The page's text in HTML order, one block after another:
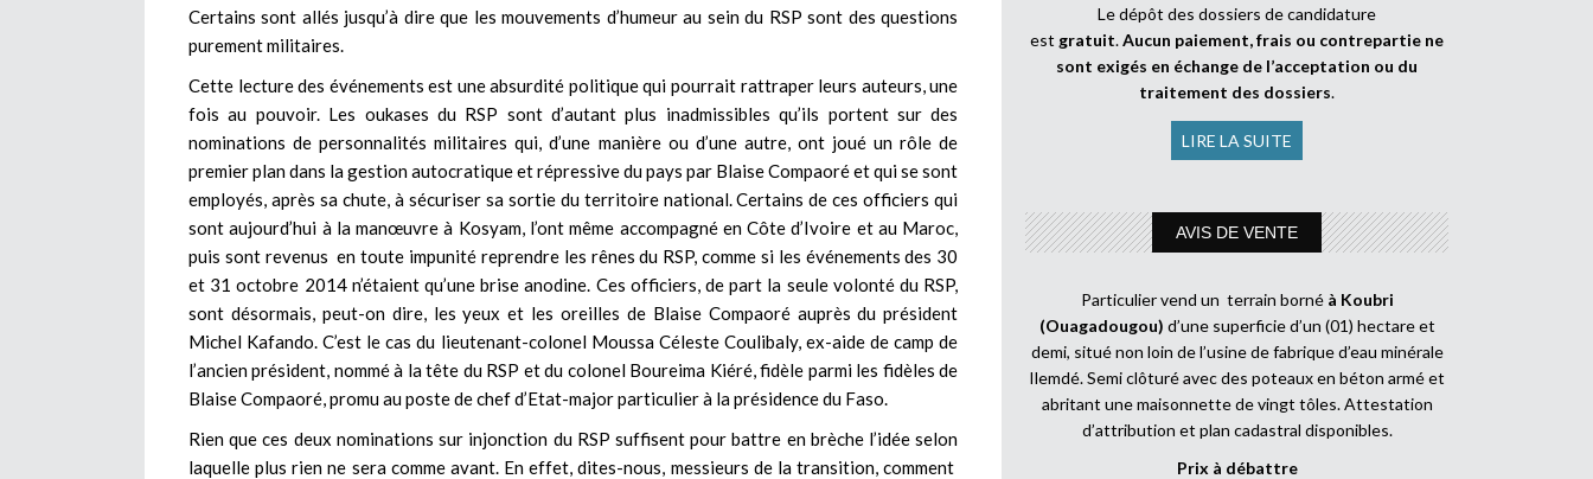
Certains sont allés jusqu’à dire que les mouvements d’humeur au sein du RSP sont des questions
purement militaires.
Cette lecture des événements est une absurdité politique qui pourrait rattraper leurs auteurs, une
fois au pouvoir. Les oukases du RSP sont d’autant plus inadmissibles qu’ils portent sur des
nominations de personnalités militaires qui, d’une manière ou d’une autre, ont joué un rôle de
premier plan dans la gestion autocratique et répressive du pays par Blaise Compaoré et qui se sont
employés, après sa chute, à sécuriser sa sortie du territoire national. Certains de ces officiers qui
sont aujourd’hui à la manœuvre à Kosyam, l’ont même accompagné en Côte d’Ivoire et au Maroc,
puis sont revenus en toute impunité reprendre les rênes du RSP, comme si les événements des 30
et 31 octobre 2014 n’étaient qu’une brise anodine. Ces officiers, de part la seule volonté du RSP,
sont désormais, peut-on dire, les yeux et les oreilles de Blaise Compaoré auprès du président
Michel Kafando. C’est le cas du lieutenant-colonel Moussa Céleste Coulibaly, ex-aide de camp de
l’ancien président, nommé à la tête du RSP et du colonel Boureima Kiéré, fidèle parmi les fidèles de
Blaise Compaoré, promu au poste de chef d’Etat-major particulier à la présidence du Faso.
Rien que ces deux nominations sur injonction du RSP suffisent pour battre en brèche l’idée selon
laquelle plus rien ne sera comme avant. En effet, dites-nous, messieurs de la transition, comment
Le dépôt des dossiers de candidature
est gratuit.Aucun paiement, frais ou contrepartie ne
sont exigés en échange de l’acceptation ou du
traitement des dossiers.
LIRE LA SUITE
AVIS DE VENTE
Particulier vend un terrain borné à Koubri
(Ouagadougou) d’une superficie d’un (01) hectare et
demi, situé non loin de l’usine de fabrique d’eau minérale
Ilemdé. Semi clôturé avec des poteaux en béton armé et
abritant une maisonnette de vingt tôles. Attestation
d’attribution et plan cadastral disponibles.
Prix à débattre